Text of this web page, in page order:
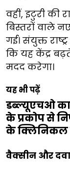
वहीं, इटुरी की
बिस्तरों वाले
गई। संयुक्त
कि यह केंद्र
मदद करेगा।
यह भी पढ़ें
डब्ल्यूएचओ का
के प्रकोप से
के क्लिनिकल
वैक्सीन और